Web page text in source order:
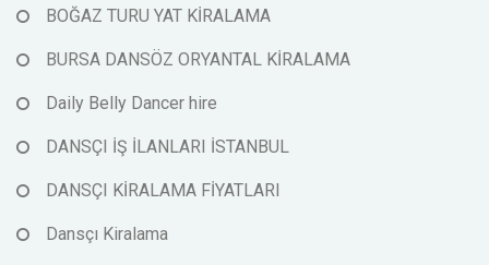
BOĞAZ TURU YAT KİRALAMA
BURSA DANSÖZ ORYANTAL KİRALAMA
Daily Belly Dancer hire
DANSÇI İŞ İLANLARI İSTANBUL
DANSÇI KİRALAMA FİYATLARI
Dansçı Kiralama